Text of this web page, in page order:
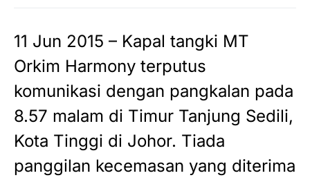
11 Jun 2015 – Kapal tangki MT
Orkim Harmony terputus
komunikasi dengan pangkalan pada
8.57 malam di Timur Tanjung Sedili,
Kota Tinggi di Johor. Tiada
panggilan kecemasan yang diterima